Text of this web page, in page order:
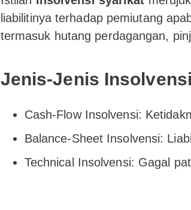
liabilitinya terhadap pemiutang
termasuk hutang perdagangan,
Jenis-Jenis
Cash-Flow Insolvensi:
Balance-Sheet Insolvensi:
Technical Insolvensi: Gagal